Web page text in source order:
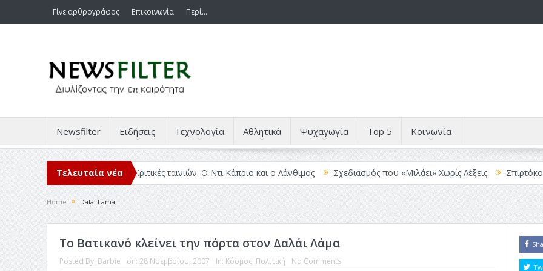
Γίνε αρθρογράφος Επικοινωνία Περί…
Newsfilter Ειδήσεις Τεχνολογία Αθλητικά Ψυχαγωγία Top 5 Κοινωνία
Τελευταία νέα
μέσα στο 2025 Κριτικές ταινιών: Ο Ντι Κάπριο και ο Λάνθιμος Σχεδιασμός που «Μιλάει» Χωρίς Λέξεις Σπιρτόκουτο: η
Home Dalai Lama
Το Βατικανό κλείνει την πόρτα στον Δαλάι Λάμα
Posted By: Barbie on: 28 Νοεμβρίου, 2007 In: Κόσμος, Πολιτική No Comments